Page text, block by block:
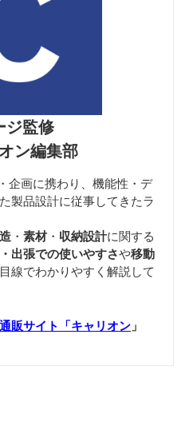
ジ監修
ン編集部
企画に携わり、機能性・デ
製品設計に従事してきたラ
・ 素材・ 収納設計に関する
出張での使いやすさや移動
線でわかりやすく解説して
販サイト「キャリオン 」